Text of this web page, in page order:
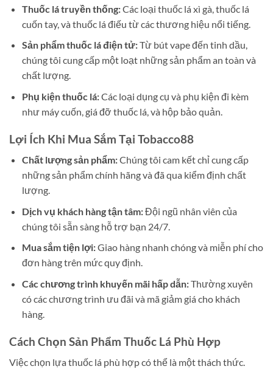
Thuốc lá truyền thống:Các loại thuốc lá xì gà, thuốc lá
cuốn tay, và thuốc lá điếu từ các thương hiệu nổi tiếng.
Sản phẩm thuốc lá điện tử:Từ bút vape đến tinh dầu,
chúng tôi cung cấp một loạt những sản phẩm an toàn và
chất lượng.
Phụ kiện thuốc lá:Các loại dụng cụ và phụ kiện đi kèm
như máy cuốn, giá đỡ thuốc lá, và hộp bảo quản.
Lợi Ích Khi Mua Sắm Tại Tobacco88
Chất lượng sản phẩm:Chúng tôi cam kết chỉ cung cấp
những sản phẩm chính hãng và đã qua kiểm định chất
lượng.
Dịch vụ khách hàng tận tâm:Đội ngũ nhân viên của
chúng tôi sẵn sàng hỗ trợ bạn 24/7.
Mua sắm tiện lợi:Giao hàng nhanh chóng và miễn phí cho
đơn hàng trên mức quy định.
Các chương trình khuyến mãi hấp dẫn:Thường xuyên
có các chương trình ưu đãi và mã giảm giá cho khách
hàng.
Cách Chọn Sản Phẩm Thuốc Lá Phù Hợp
Việc chọn lựa thuốc lá phù hợp có thể là một thách thức.